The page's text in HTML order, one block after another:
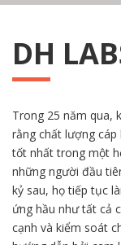
DH
Trong 25 năm qua,
rằng chất lượng
tốt nhất trong một
những người đầu
kỷ sau, họ tiếp tục
ứng hầu như tất cả
cạnh và kiểm soát